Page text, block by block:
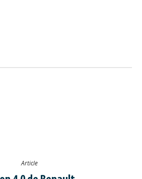
Article